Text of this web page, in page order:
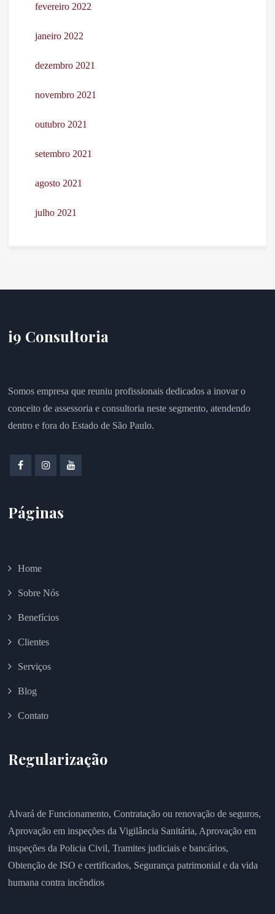
fevereiro 2022
janeiro 2022
dezembro 2021
novembro 2021
outubro 2021
setembro 2021
agosto 2021
julho 2021
i9 Consultoria
Somos empresa que reuniu profissionais dedicados a inovar o
conceito de assessoria e consultoria neste segmento, atendendo
dentro e fora do Estado de São Paulo.
Páginas
Home
Sobre Nós
Benefícios
Clientes
Serviços
Blog
Contato
Regularização
Alvará de Funcionamento,Contratação ou renovação de seguros,
Aprovação em inspeções da Vigilância Sanitária, Aprovação em
inspeções da Policia Civil,Tramites judiciais e bancários,
Obtenção de ISO e certificados, Segurança patrimonial e da vida
humana contra incêndios